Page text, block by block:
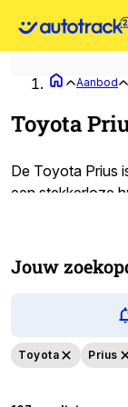
Aanbod
Toyota
De Toyota Prius
een stekkerloze
comfortabele
uitstekend
beter om naar
is niet berekend
aerodynamische
Jouw
Toyota Prius